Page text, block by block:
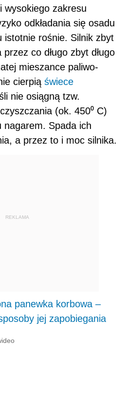
wysokiego zakresu
odkładania się osadu
istotnie rośnie. Silnik zbyt
co długo zbyt długo
mieszance paliwo-
cierpią świece
nie osiągną tzw.
(ok. 450⁰ C)
nagarem. Spada ich
a przez to i moc silnika.
REKLAMA
panewka korbowa –
jej zapobiegania